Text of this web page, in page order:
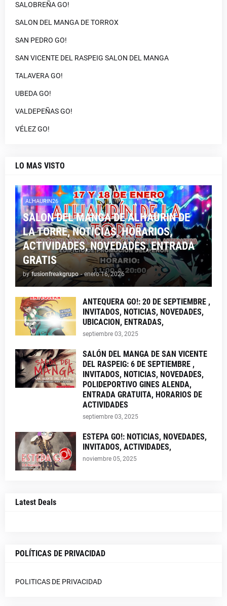
SALOBREÑA GO!
SALON DEL MANGA DE TORROX
SAN PEDRO GO!
SAN VICENTE DEL RASPEIG SALON DEL MANGA
TALAVERA GO!
UBEDA GO!
VALDEPEÑAS GO!
VÉLEZ GO!
LO MAS VISTO
ALHAURIN26
SALON DEL MANGA DE ALHAURIN DE
LA TORRE, NOTICIAS, HORARIOS,
ACTIVIDADES, NOVEDADES, ENTRADA
GRATIS
by fusionfreakgrupo - enero 16, 2026
ANTEQUERA GO!: 20 DE SEPTIEMBRE ,
INVITADOS, NOTICIAS, NOVEDADES,
UBICACION, ENTRADAS,
septiembre 03, 2025
SALÓN DEL MANGA DE SAN VICENTE
DEL RASPEIG: 6 DE SEPTIEMBRE ,
INVITADOS, NOTICIAS, NOVEDADES,
POLIDEPORTIVO GINES ALENDA,
ENTRADA GRATUITA, HORARIOS DE
ACTIVIDADES
septiembre 03, 2025
ESTEPA GO!: NOTICIAS, NOVEDADES,
INVITADOS, ACTIVIDADES,
noviembre 05, 2025
Latest Deals
POLÍTICAS DE PRIVACIDAD
POLITICAS DE PRIVACIDAD